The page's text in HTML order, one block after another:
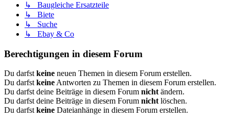
↳ Baugleiche Ersatzteile
↳ Biete
↳ Suche
↳ Ebay & Co
Berechtigungen in diesem Forum
Du darfstkeine neuen Themen in diesem Forum erstellen.
Du darfstkeineAntworten zu Themen in diesem Forum erstellen.
Du darfst deine Beiträge in diesem Forum nichtändern.
Du darfst deine Beiträge in diesem Forum nichtlöschen.
Du darfstkeine Dateianhänge in diesem Forum erstellen.